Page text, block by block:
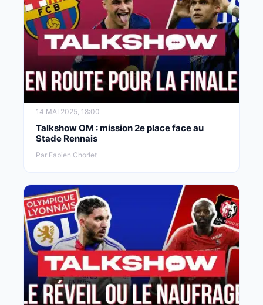
14 MAI 2025, 18:00
Talkshow OM : mission 2e place face au
Stade Rennais
Par Fabien Chorlet